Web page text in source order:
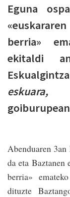
Eguna
berria»
ekitaldi
Abenduaren
da eta
berria»
dituzte